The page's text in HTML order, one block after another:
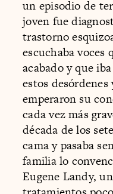
un episodio de
joven fue
trastorno
escuchaba voces
acabado y que
estos
emperaron su
cada vez más
década de los
cama y pasaba
familia lo
Eugene Landy,